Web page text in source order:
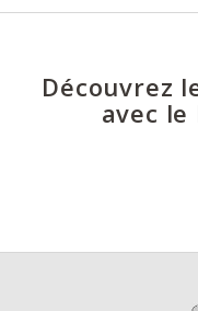
Découvrez
avec le